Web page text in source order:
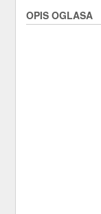
OPIS OGLASA